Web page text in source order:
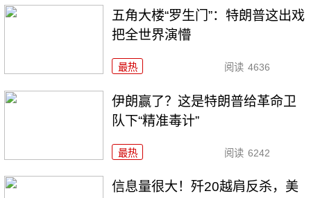
五角大楼“罗生门”：特朗普这出戏
把全世界演懵
最热 阅读 4636
伊朗赢了？这是特朗普给革命卫
队下“精准毒计”
最热 阅读 6242
信息量很大！歼20越肩反杀，美